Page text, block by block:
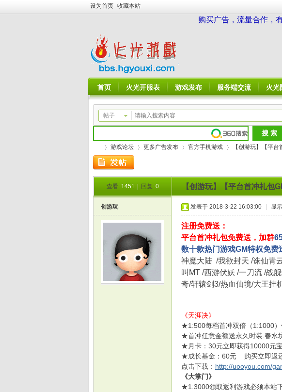
设为首页 收藏本站
购买广告，流量合作，
首页 火光开服表 游戏发布 服务端交流 火光
帖子
游戏论坛
›
更多广告发布 官方手机游戏 【创游玩】【平
查看: 1451 回复: 0 【创游玩】【平台首冲礼包
创游玩 发表于 2018-3-22 16:03:00 显
注册免费送：
平台首冲礼包免费送，加群
数十款热门游戏GM特权免费
神魔大陆 /我欲封天 /诛仙青
叫 MT /西游伏妖 /一刀流 /战
奇/轩辕剑3/热血仙境/大王挂
《天涯决》
★1:500每档首冲双倍（1:1000）
★首冲任意金额送永久时装.春水
★月卡：30元立即获得10000元
★成长基金：60元 购买立即返
点击下载： http://uooyou.com/
《大掌门》
★1:3000领取返利游戏必须本站